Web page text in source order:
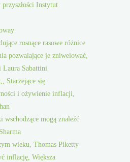
Instytut
rosnące rasowe różnice
pozwalające je zniwelować,
Laura Sabattini
Starzejące się
i ożywienie inflacji,
mogą znaleźć
wieku, Thomas Piketty
inflację, Większa